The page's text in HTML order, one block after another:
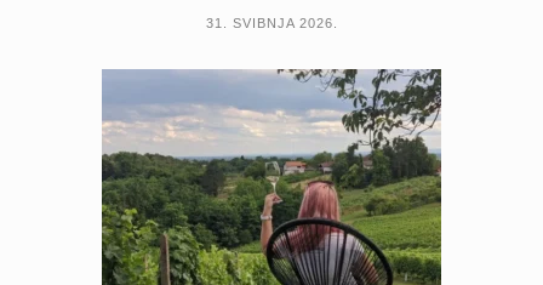
31. SVIBNJA 2026.